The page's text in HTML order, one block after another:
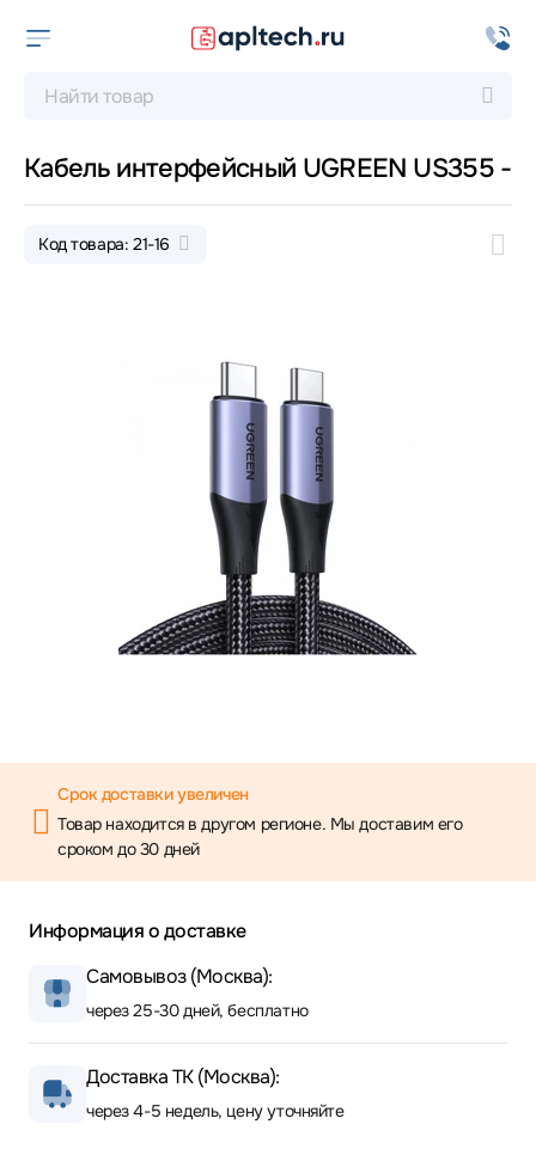
Кабель интерфейсный UGREEN US355 -
Код товара: 21-16
Срок доставки увеличен
Товар находится в другом регионе. Мы доставим его
сроком до 30 дней
Информация о доставке
Самовывоз (Москва):
через 25-30 дней, бесплатно
Доставка ТК (Москва):
через 4-5 недель, цену уточняйте